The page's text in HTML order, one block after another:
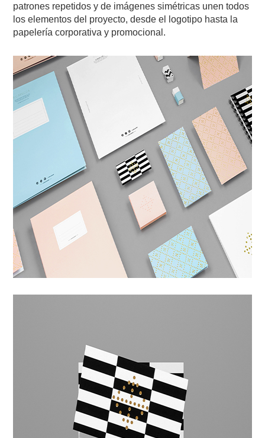
patrones repetidos y de imágenes simétricas unen todos
los elementos del proyecto, desde el logotipo hasta la
papelería corporativa y promocional.